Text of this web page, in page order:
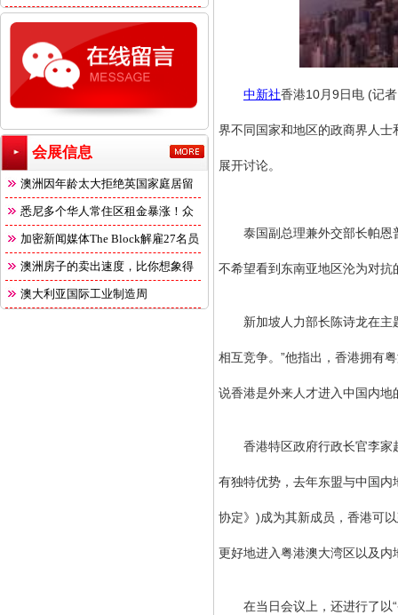
会展信息
澳洲因年龄太大拒绝英国家庭居留
悉尼多个华人常住区租金暴涨！众
多 加密新闻媒体The Block解雇27名员
澳洲房子的卖出速度，比你想象得
快 澳大利亚国际工业制造周
中新社香港10月9日电 (记
界不同国家和地区的政商界人
展开讨论。
泰国副总理兼外交部长帕恩普
不希望看到东南亚地区沦为对
新加坡人力部长陈诗龙在主题
相互竞争。”他指出，香港拥有
说香港是外来人才进入中国内
香港特区政府行政长官李家超
有独特优势，去年东盟与中国
协定》)成为其新成员，香港可
更好地进入粤港澳大湾区以及内
在当日会议上，还进行了以“